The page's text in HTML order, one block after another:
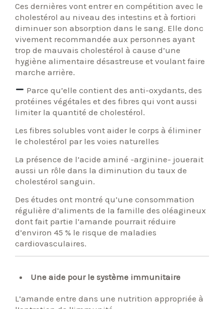
Ces dernières vont entrer en compétition avec le
cholestérol au niveau des intestins et à fortiori
diminuer son absorption dans le sang. Elle donc
vivement recommandée aux personnes ayant
trop de mauvais cholestérol à cause d’une
hygiène alimentaire désastreuse et voulant faire
marche arrière.
Parce qu’elle contient des anti-oxydants, des
protéines végétales et des fibres qui vont aussi
limiter la quantité de cholestérol.
Les fibres solubles vont aider le corps à éliminer
le cholestérol par les voies naturelles
La présence de l’acide aminé -arginine- jouerait
aussi un rôle dans la diminution du taux de
cholestérol sanguin.
Des études ont montré qu’une consommation
régulière d’aliments de la famille des oléagineux
dont fait partie l’amande pourrait réduire
d’environ 45 % le risque de maladies
cardiovasculaires.
Une aide pour le système immunitaire
L’amande entre dans une nutrition appropriée à